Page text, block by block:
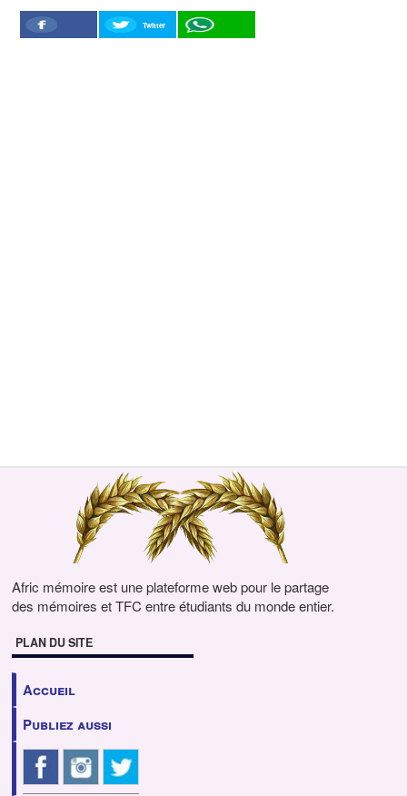
Facebook
Twitter
Afric mémoire est une plateforme web pour le partage
des mémoires et TFC entre étudiants du monde entier.
PLAN DU SITE
Accueil
Publiez aussi